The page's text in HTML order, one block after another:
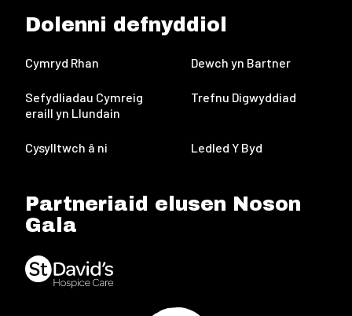
Dolenni defnyddiol
Cymryd Rhan Dewch yn Bartner
Sefydliadau Cymreig
eraill yn Llundain
Trefnu Digwyddiad
Cysylltwch â ni Ledled Y Byd
Partneriaid elusen Noson
Gala